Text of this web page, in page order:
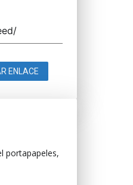
ENLACE
portapapeles,